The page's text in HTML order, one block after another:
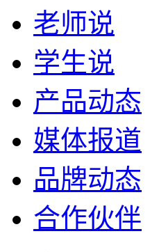
老师说
学生说
产品动态
媒体报道
品牌动态
合作伙伴